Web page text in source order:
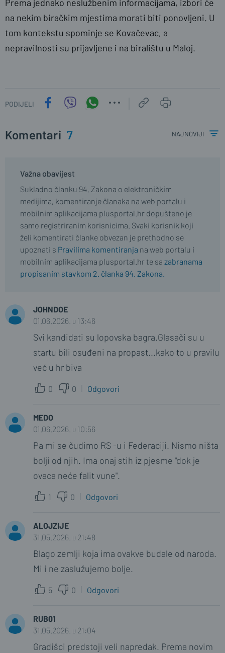
Prema jednako neslužbenim informacijama, izbori će
na nekim biračkim mjestima morati biti ponovljeni. U
tom kontekstu spominje se Kovačevac, a
nepravilnosti su prijavljene i na biralištu u Maloj.
PODIJELI
Komentari 7 najnoviji
Važna obavijest
Sukladno članku 94. Zakona o elektroničkim
medijima, komentiranje članaka na web portalu i
mobilnim aplikacijama plusportal.hr dopušteno je
samo registriranim korisnicima. Svaki korisnik koji
želi komentirati članke obvezan je prethodno se
upoznati s Pravilima komentiranja na web portalu i
mobilnim aplikacijama plusportal.hr te sa zabranama
propisanim stavkom 2. članka 94. Zakona.
JOHNDOE
01.06.2026. u 13:46
Svi kandidati su lopovska bagra.Glasači su u
startu bili osuđeni na propast...kako to u pravilu
već u hr biva
0 0 Odgovori
MEDO
01.06.2026. u 10:56
Pa mi se čudimo RS -u i Federaciji. Nismo ništa
bolji od njih. Ima onaj stih iz pjesme "dok je
ovaca neće falit vune".
1 0 Odgovori
ALOJZIJE
31.05.2026. u 21:48
Blago zemlji koja ima ovakve budale od naroda.
Mi i ne zaslužujemo bolje.
5 0 Odgovori
RUB01
31.05.2026. u 21:04
Gradišci predstoji veli napredak. Prema novim